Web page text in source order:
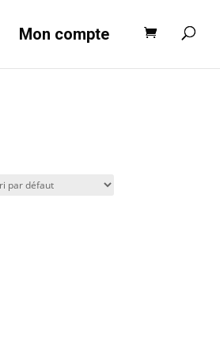
Mon compte